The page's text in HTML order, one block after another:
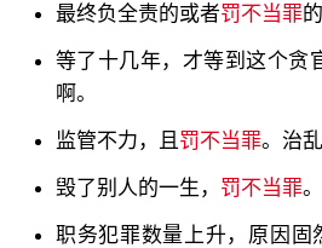
最终负全责的或者罚不当罪
等了十几年，才等到这个贪
啊。
监管不力，且罚不当罪。治
毁了别人的一生， 罚不当罪。
职务犯罪数量上升，原因固